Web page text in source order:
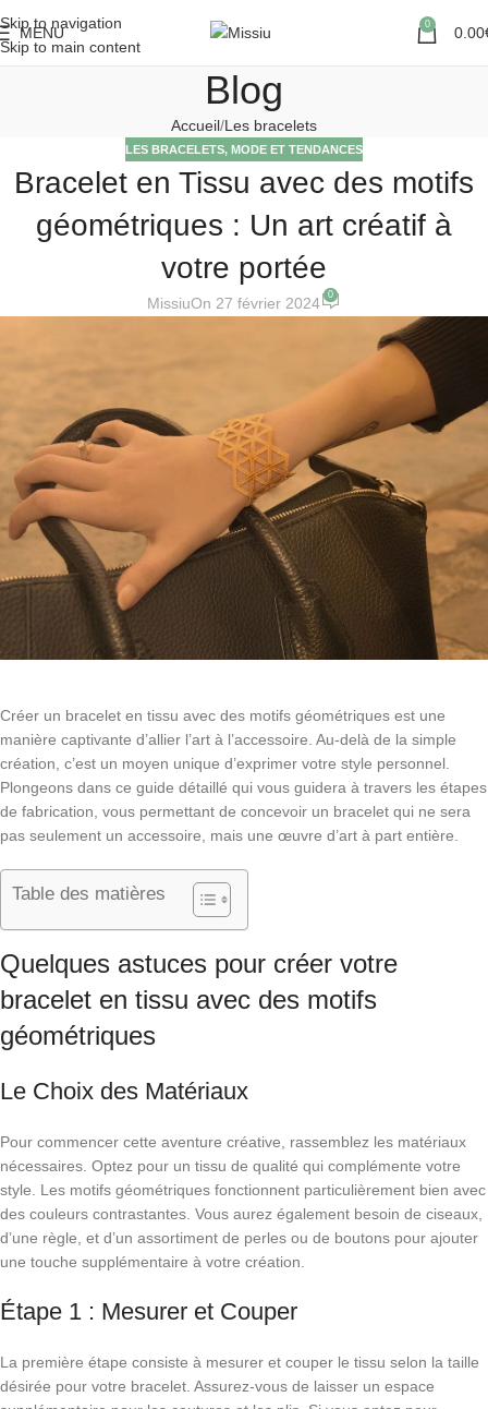
Skip to navigation
Skip to main content
MENU 0 0.00
Blog
Accueil Les bracelets
LES BRACELETS, MODE ET TENDANCES
Bracelet en Tissu avec des motifs
géométriques : Un art créatif à
votre portée
MissiuOn 27 février 2024 0
Créer un bracelet en tissu avec des motifs géométriques est une
manière captivante d’allier l’art à l’accessoire. Au-delà de la simple
création, c’est un moyen unique d’exprimer votre style personnel.
Plongeons dans ce guide détaillé qui vous guidera à travers les étapes
de fabrication, vous permettant de concevoir un bracelet qui ne sera
pas seulement un accessoire, mais une œuvre d’art à part entière.
Table des matières
Quelques astuces pour créer votre
bracelet en tissu avec des motifs
géométriques
Le Choix des Matériaux
Pour commencer cette aventure créative, rassemblez les matériaux
nécessaires. Optez pour un tissu de qualité qui complémente votre
style. Les motifs géométriques fonctionnent particulièrement bien avec
des couleurs contrastantes. Vous aurez également besoin de ciseaux,
d’une règle, et d’un assortiment de perles ou de boutons pour ajouter
une touche supplémentaire à votre création.
Étape 1 : Mesurer et Couper
La première étape consiste à mesurer et couper le tissu selon la taille
désirée pour votre bracelet. Assurez-vous de laisser un espace